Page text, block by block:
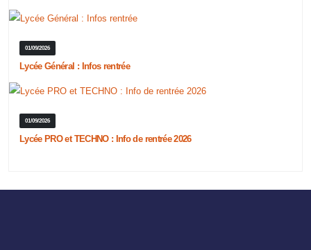
01/09/2026
Lycée Général : Infos rentrée
01/09/2026
Lycée PRO et TECHNO : Info de rentrée 2026